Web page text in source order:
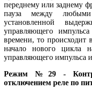
переднему или заднему
пауза между
установленной
управляющего
времени, то происходит
начало нового цикла
управляющего импульса
Режим №29 -
отключением реле по